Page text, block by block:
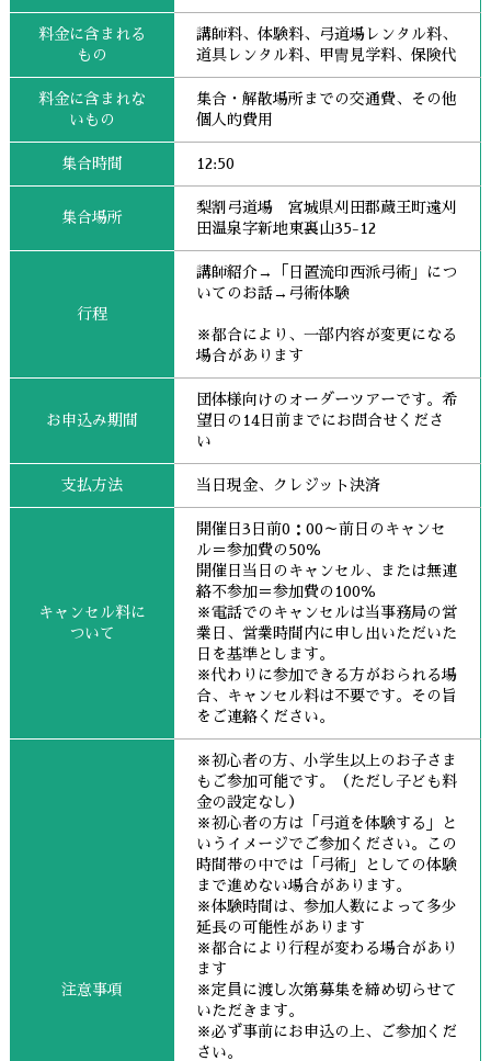
料金に含まれる
もの
講師料、体験料、弓道場レンタル料、
道具レンタル料、甲冑見学料、保険代
料金に含まれな
いもの
集合・解散場所までの交通費、その他
個人的費用
集合時間 12:50
集合場所
梨割弓道場 宮城県刈田郡蔵王町遠刈
田温泉字新地東裏山35-12
行程
講師紹介→「日置流印西派弓術」につ
いてのお話→弓術体験
※都合により、一部内容が変更になる
場合があります
お申込み期間
団体様向けのオーダーツアーです。希
望日の14日前までにお問合せくださ
い
支払方法 当日現金、クレジット決済
キャンセル料に
ついて
開催日3日前0：00～前日のキャンセ
ル＝参加費の50％
開催日当日のキャンセル、または無連
絡不参加＝参加費の100％
※電話でのキャンセルは当事務局の営
業日、営業時間内に申し出いただいた
日を基準とします。
※代わりに参加できる方がおられる場
合、キャンセル料は不要です。その旨
をご連絡ください。
注意事項
※初心者の方、小学生以上のお子さま
もご参加可能です。（ただし子ども料
金の設定なし）
※初心者の方は「弓道を体験する」と
いうイメージでご参加ください。この
時間帯の中では「弓術」としての体験
まで進めない場合があります。
※体験時間は、参加人数によって多少
延長の可能性があります
※都合により行程が変わる場合があり
ます
※定員に渡し次第募集を締め切らせて
いただきます。
※必ず事前にお申込の上、ご参加くだ
さい。